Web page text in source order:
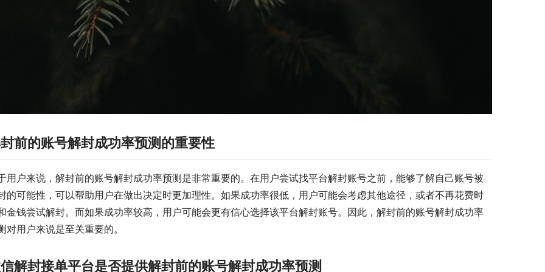
前的账号解封成功率预测的重要性
用户来说，解封前的账号解封成功率预测是非常重要的。在用户尝试找平台解封账号之前，能够了解自己账号被
的可能性，可以帮助用户在做出决定时更加理性。如果成功率很低，用户可能会考虑其他途径，或者不再花费时
金钱尝试解封。而如果成功率较高，用户可能会更有信心选择该平台解封账号。因此，解封前的账号解封成功率
对用户来说是至关重要的。
解封接单平台是否提供解封前的账号解封成功率预测